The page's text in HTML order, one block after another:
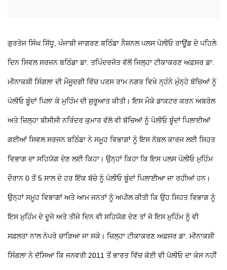
ਗੁਰਤੇਜ ਸਿੰਘ ਸਿੱਧੂ, ਪੰਜਾਬੀ ਜਾਗਰਣਬਠਿੰਡਾਨੈਸ਼ਨਲ ਪਲਸ ਪੋਲੀਓ ਰਾਊਂਡ ਦੇ ਪਹਿਲੇ
ਦਿਨ ਸਿਵਲ ਸਰਜਨ ਬਠਿੰਡਾ ਡਾ. ਤਪਿੰਦਰਜੋਤ ਵੱਲੋਂ ਜਿਲ੍ਹਾ ਟੀਕਾਕਰਣ ਅਫ਼ਸਰ ਡਾ.
ਮੀਨਾਕਸ਼ੀ ਸਿੰਗਲਾ ਦੀ ਮੌਜੂਦਗੀ ਵਿੱਚ ਪਰਸ ਰਾਮ ਨਗਰ ਵਿਖੇ ਨ੍ਹੰਨੇ ਮੁੰਨ੍ਹੇ ਬੱਚਿਆਂ ਨੂੰ
ਪੋਲੀਓ ਬੂੰਦਾਂ ਪਿਲਾ ਕੇ ਮੁਹਿੰਮ ਦੀ ਸ਼ੁਰੂਆਤ ਕੀਤੀ। ਇਸ ਮੌਕੇ ਡਾਕਟਰ ਕਰਨ ਅਬਰੋਲ
ਅਤੇ ਜ਼ਿਲ੍ਹਾ ਬੀਸੀਸੀ ਨਰਿੰਦਰ ਕੁਮਾਰ ਵੱਲੋ ਵੀ ਬੱਚਿਆਂ ਨੂੰ ਪੋਲੀਓ ਬੂੰਦਾਂ ਪਿਲਾਈਆਂ
ਗਈਆਂ ਸਿਵਲ ਸਰਜਨ ਬਠਿੰਡਾ ਨੇ ਸਮੂਹ ਵਿਭਾਗਾਂ ਨੂੰ ਇਸ ਨੋਬਲ ਕਾਰਜ ਲਈ ਸਿਹਤ
ਵਿਭਾਗ ਦਾ ਸਹਿਯੋਗ ਦੇਣ ਲਈ ਕਿਹਾ। ਉਨ੍ਹਾਂ ਕਿਹਾ ਕਿ ਇਸ ਪਲਸ ਪੋਲੀਓ ਮੁਹਿੰਮ
ਦੌਰਾਨ 0 ਤੋਂ 5 ਸਾਲ ਦੇ ਹਰ ਇੱਕ ਬੱਚੇ ਨੂੰ ਪੋਲੀਓ ਬੂੰਦਾਂ ਪਿਲਾਈਆ ਜਾ ਰਹੀਆਂ ਹਨ।
ਉਨ੍ਹਾਂ ਸਮੂਹ ਵਿਭਾਗਾਂ ਅਤੇ ਆਮ ਜਨਤਾਂ ਨੂੰ ਅਪੀਲ ਕੀਤੀ ਕਿ ਉਹ ਸਿਹਤ ਵਿਭਾਗ ਨੂੰ
ਇਸ ਮੁਹਿੰਮ ਦੇ ਦੂਜੇ ਅਤੇ ਤੀਜੇ ਦਿਨ ਵੀ ਸਹਿਯੋਗ ਦੇਣ ਤਾਂ ਜੋ ਇਸ ਮੁਹਿੰਮ ਨੂੰ ਵੀ
ਸਫ਼ਲਤਾ ਨਾਲ ਨੇਪਰੇ ਚਾੜਿਆ ਜਾ ਸਕੇ। ਜ਼ਿਲ੍ਹਾ ਟੀਕਾਕਰਣ ਅਫ਼ਸਰ ਡਾ. ਮੀਨਾਕਸ਼ੀ
ਸਿੰਗਲਾ ਨੇ ਦੱਸਿਆ ਕਿ ਜਨਵਰੀ 2011 ਤੋਂ ਭਾਰਤ ਵਿੱਚ ਕੋਈ ਵੀ ਪੋਲੀਓ ਦਾ ਕੇਸ ਨਹੀਂ